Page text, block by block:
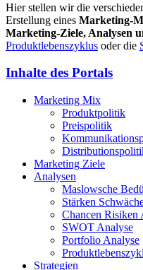
Hier stellen wir die
Erstellung eines Marketing-
Marketing-Ziele, Analysen
Produktlebenszyklus oder die
Inhalte des Portals
Marketing Mix
Produktpolitik
Preispolitik
Marketing Ziele
Analysen
Maslowsche
Stärken
Chancen Risiken
SWOT Analyse
Portfolio Analyse
Strategien